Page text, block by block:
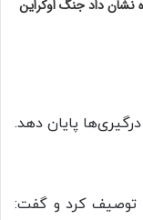
داد جنگ‌ اوکراین
پایان دهد.
توصیف کرد و گفت: